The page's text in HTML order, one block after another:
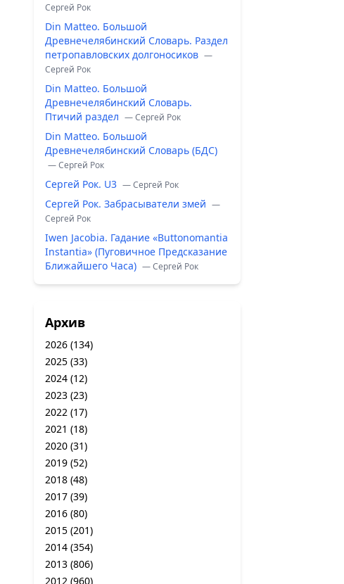
Сергей Рок
Din Matteo. Большой
Древнечелябинский Словарь. Раздел
петропавловских долгоносиков —
Сергей Рок
Din Matteo. Большой
Древнечелябинский Словарь.
Птичий раздел — Сергей Рок
Din Matteo. Большой
Древнечелябинский Словарь (БДС)
— Сергей Рок
Сергей Рок. U3 — Сергей Рок
Сергей Рок. Забрасыватели змей —
Сергей Рок
Iwen Jacobia. Гадание «Buttonomantia
Instantia» (Пуговичное Предсказание
Ближайшего Часа) — Сергей Рок
Архив
2026 (134)
2025 (33)
2024 (12)
2023 (23)
2022 (17)
2021 (18)
2020 (31)
2019 (52)
2018 (48)
2017 (39)
2016 (80)
2015 (201)
2014 (354)
2013 (806)
2012 (960)